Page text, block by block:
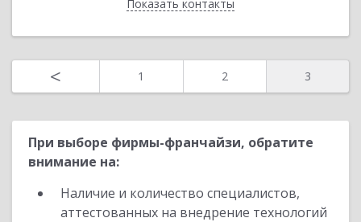
Показать контакты
Назад
< 1 2 3
При выборе фирмы-франчайзи, обратите
внимание на:
Наличие и количество специалистов,
аттестованных на внедрение технологий